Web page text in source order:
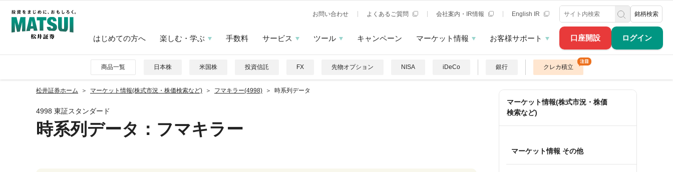
口座開設 ログイン
お問い合わせ よくあるご質問 会社案内・IR情報 English IR 銘柄検索
はじめての方へ 楽しむ・学ぶ 手数料 サービス ツール キャンペーン マーケット情報 お客様サポート
商品一覧 日本株 米国株 投資信託 FX 先物オプション NISA iDeCo 銀行 クレカ積立
松井証券ホーム マーケット情報(株式市況・株価検索など) フマキラー(4998) 時系列データ
4998 東証スタンダード
時系列データ ：フマキラー
マーケット情報(株式市況・株価
検索など)
マーケット情報 その他